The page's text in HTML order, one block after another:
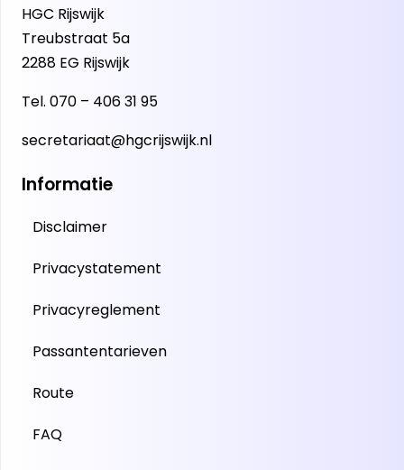
HGC Rijswijk
Treubstraat 5a
2288 EG Rijswijk
Tel. 070 – 406 31 95
secretariaat@hgcrijswijk.nl
Informatie
Disclaimer
Privacystatement
Privacyreglement
Passantentarieven
Route
FAQ